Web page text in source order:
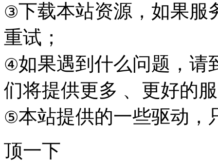
③下载本站资源，如果服
重试；
④如果遇到什么问题，请
们将提供更多 、更好的
⑤本站提供的一些驱动，
顶一下